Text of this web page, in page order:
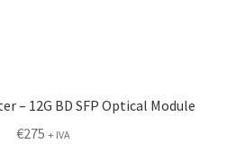
– 12G BD SFP Optical Module
€275 + IVA